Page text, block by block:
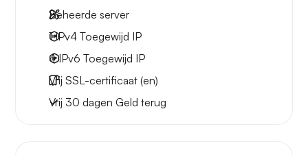
Beheerde server
1 IPv4 Toegewijd IP
4 IPv6 Toegewijd IP
Vrij SSL-certificaat (en)
Vrij 30 dagen Geld terug